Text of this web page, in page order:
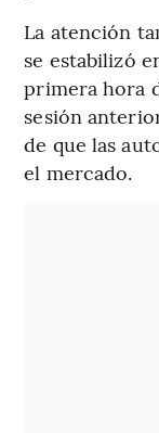
La atención
se estabilizó
primera hora
sesión
de que las
el mercado.